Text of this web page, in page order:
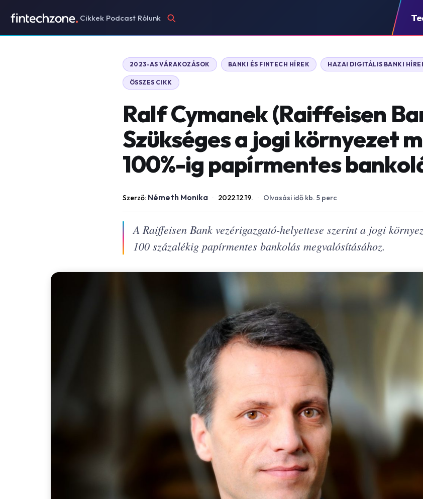
Cikkek Podcast Rólunk
2023-AS VÁRAKOZÁSOK BANKI ÉS FINTECH HÍREK HAZAI DIGITÁLIS BANKI
ÖSSZES CIKK
Ralf Cymanek (Raiffeisen
Szükséges a jogi környezet
100%-ig papírmentes
Szerző: Németh Monika · 2022.12.19. · Olvasási idő kb. 5 perc
A Raiffeisen Bank vezérigazgató-helyettese szerint a jogi
100 százalékig papírmentes bankolás megvalósításához.